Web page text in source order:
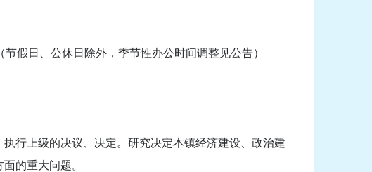
假日、公休日除外，季节性办公时间调整见公告）
行上级的决议、决定。研究决定本镇经济建设、政治建
的重大问题。